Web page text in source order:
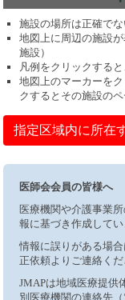
施設の場所は正確でな
地図上に周辺の施設
施設）
凡例をクリックする
地図上のマーカーを
クするとその施設のペ
指定区域内に所在
医師会会員の皆様へ
医療機関や介護事業
報に基づき作成してい
情報に誤りがある場
正依頼よりご連絡くだ
JMAPは地域医療提供
別医療機関の連絡先